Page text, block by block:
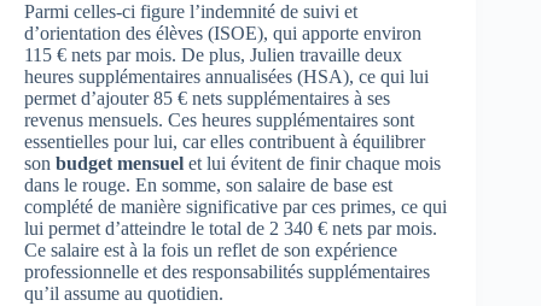
Parmi celles-ci figure l’indemnité de suivi et
d’orientation des élèves (ISOE), qui apporte environ
115 € nets par mois. De plus, Julien travaille deux
heures supplémentaires annualisées (HSA), ce qui lui
permet d’ajouter 85 € nets supplémentaires à ses
revenus mensuels. Ces heures supplémentaires sont
essentielles pour lui, car elles contribuent à équilibrer
son budget mensuel et lui évitent de finir chaque mois
dans le rouge. En somme, son salaire de base est
complété de manière significative par ces primes, ce qui
lui permet d’atteindre le total de 2 340 € nets par mois.
Ce salaire est à la fois un reflet de son expérience
professionnelle et des responsabilités supplémentaires
qu’il assume au quotidien.